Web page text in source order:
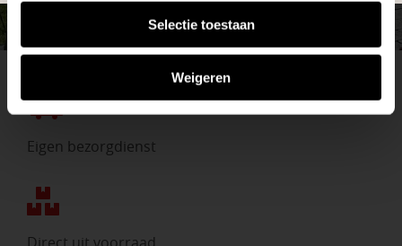
Selectie toestaan
Weigeren
Eigen bezorgdienst